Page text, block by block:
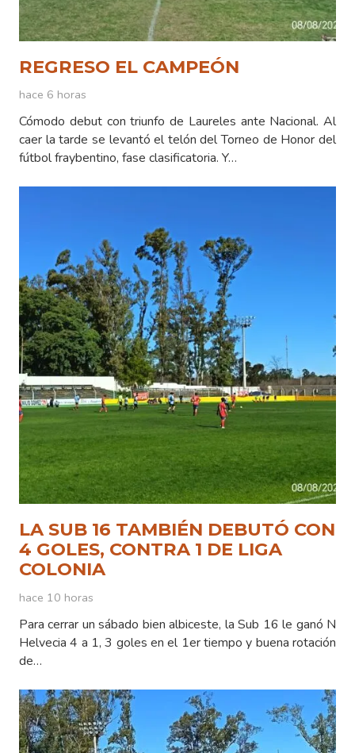
REGRESO EL CAMPEÓN
hace 6 horas
Cómodo debut con triunfo de Laureles ante Nacional. Al
caer la tarde se levantó el telón del Torneo de Honor del
fútbol fraybentino, fase clasificatoria. Y…
LA SUB 16 TAMBIÉN DEBUTÓ CON
4 GOLES, CONTRA 1 DE LIGA
COLONIA
hace 10 horas
Para cerrar un sábado bien albiceste, la Sub 16 le ganó N
Helvecia 4 a 1, 3 goles en el 1er tiempo y buena rotación
de…